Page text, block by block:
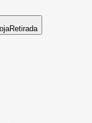
Retirada